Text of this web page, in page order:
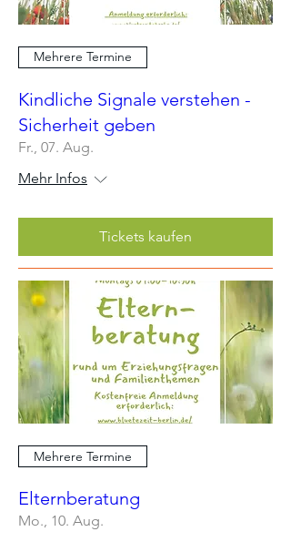
Mehrere Termine
Kindliche Signale verstehen -
Sicherheit geben
Fr., 07. Aug.
Mehr Infos
Tickets kaufen
Mehrere Termine
Elternberatung
Mo., 10. Aug.